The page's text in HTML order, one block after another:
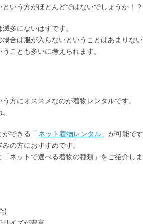
いう方がほとんどではないでしょうか！？
多にないはずです。
合は服が入らないということはあまりな
ことも多いに考えられます。
方にオススメなのが着物レンタルです。
ができる「 ネット着物レンタル」が可能です
の方におすすめです。
ネットで選べる着物の種類」をご紹介しま
)